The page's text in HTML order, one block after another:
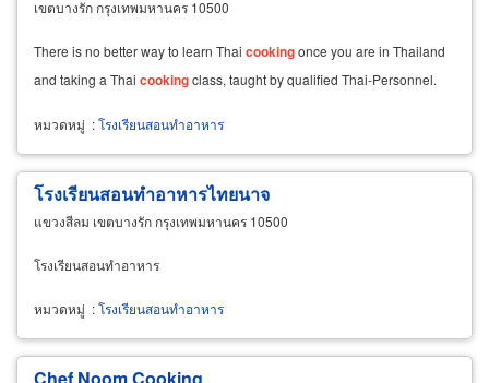
เขตบางรัก กรุงเทพมหานคร 10500
There is no better way to learn Thai cookingonce you are in Thailand
and taking a Thai cookingclass, taught by qualified Thai-Personnel.
หมวดหมู่ :โรงเรียนสอนทำอาหาร
โรงเรียนสอนทำอาหารไทยนาจ
แขวงสีลม เขตบางรัก กรุงเทพมหานคร 10500
โรงเรียนสอนทำอาหาร
หมวดหมู่ :โรงเรียนสอนทำอาหาร